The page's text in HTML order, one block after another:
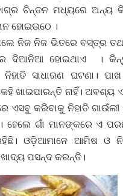
ଚିନ୍ତନ ମଧ୍ୟରେ ଅନ୍ୟ
ହୋଇଉଠେ ।
ନିଜ ନିଜ ଭିତରେ ବସ୍ତ୍ର
ଦିଆନିଆ ହୋଇଥାଏ ।
ସାଧାରଣ ଘଟଣା।
ଖାଇପାରନ୍ତି ନାହିଁ। ଅବଶ୍ୟ
ଏସବୁ କରିବାକୁ ନିହାତି
ହେଲେ ଗାଁ ମାନଙ୍କରେ ଏ
ଓଡ଼ିଆମାନେ ଆମିଷ ଓ
ପସନ୍ଦ କରନ୍ତି।